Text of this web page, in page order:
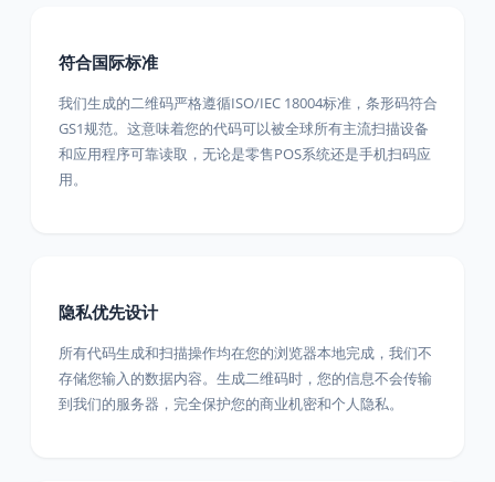
符合国际标准
我们生成的二维码严格遵循ISO/IEC 18004标准，条形码符合
GS1规范。这意味着您的代码可以被全球所有主流扫描设备
和应用程序可靠读取，无论是零售POS系统还是手机扫码应
用。
隐私优先设计
所有代码生成和扫描操作均在您的浏览器本地完成，我们不
存储您输入的数据内容。生成二维码时，您的信息不会传输
到我们的服务器，完全保护您的商业机密和个人隐私。